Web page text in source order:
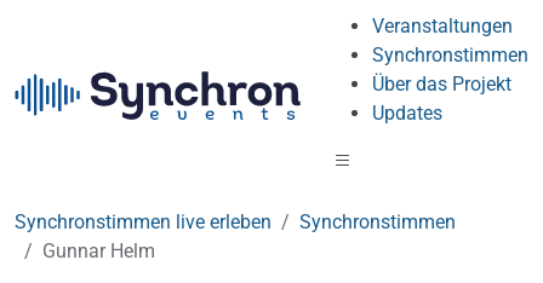
Veranstaltungen
Synchronstimmen
Über das Projekt
Updates
Synchronstimmen live erleben
Synchronstimmen
Gunnar Helm